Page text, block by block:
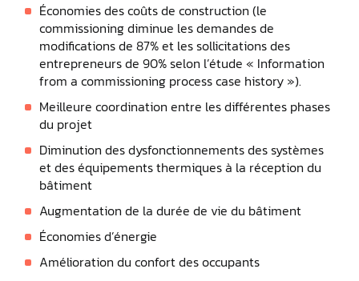
Économies des coûts de construction (le
commissioning diminue les demandes de
modifications de 87% et les sollicitations des
entrepreneurs de 90% selon l’étude « Information
from a commissioning process case history »).
Meilleure coordination entre les différentes phases
du projet
Diminution des dysfonctionnements des systèmes
et des équipements thermiques à la réception du
bâtiment
Augmentation de la durée de vie du bâtiment
Économies d’énergie
Amélioration du confort des occupants